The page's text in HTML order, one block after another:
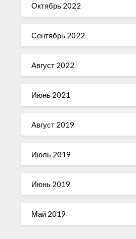
Октябрь 2022
Сентябрь 2022
Август 2022
Июнь 2021
Август 2019
Июль 2019
Июнь 2019
Май 2019